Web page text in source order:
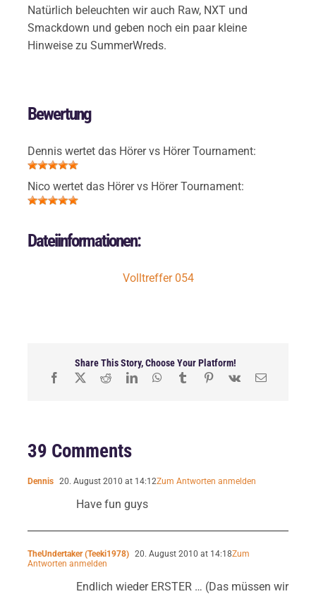
Natürlich beleuchten wir auch Raw, NXT und
Smackdown und geben noch ein paar kleine
Hinweise zu SummerWreds.
Bewertung
Dennis wertet das Hörer vs Hörer Tournament:
Nico wertet das Hörer vs Hörer Tournament:
Dateiinformationen:
Volltreffer 054
Share This Story, Choose Your Platform!
39 Comments
Dennis 20. August 2010 at 14:12Zum Antworten anmelden
Have fun guys
TheUndertaker (Teeki1978) 20. August 2010 at 14:18Zum
Antworten anmelden
Endlich wieder ERSTER … (Das müssen wir